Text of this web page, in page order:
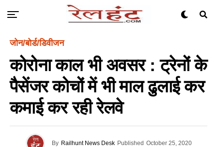
जोन/बोर्ड/डिवीजन
कोरोना काल भी अवसर : ट्रेनों के
पैसेंजर कोचों में भी माल ढुलाई कर
कमाई कर रही रेलवे
By Railhunt News Desk Published October 25, 2020